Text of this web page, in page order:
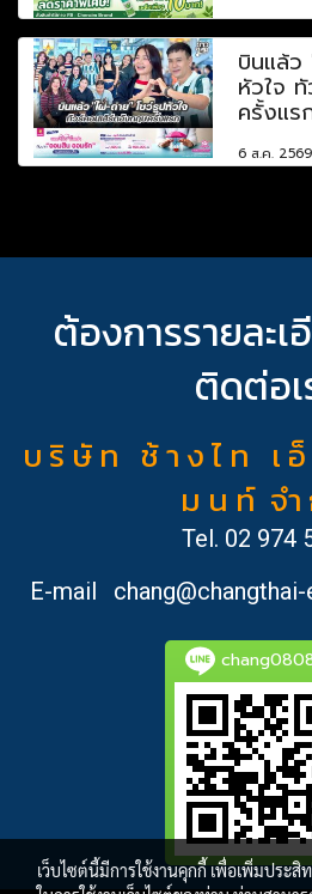
บินแล้ว
หัวใจ
ครั้งแร
6 ส.ค. 2569
ต้องการรายละ
ติดต่อเ
บ ริ ษั ท ช้ า ง ไ ท เ อ็
ม น ท์ จำ
Tel. 02 974
E-mail
เว็บไซต์นี้มีการใช้งานคุกกี้ เพื่อเพิ่มประ